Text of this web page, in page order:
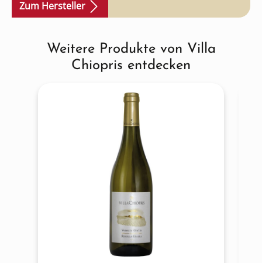
Zum Hersteller
Produktgalerie überspringen
Weitere Produkte von Villa
Chiopris entdecken